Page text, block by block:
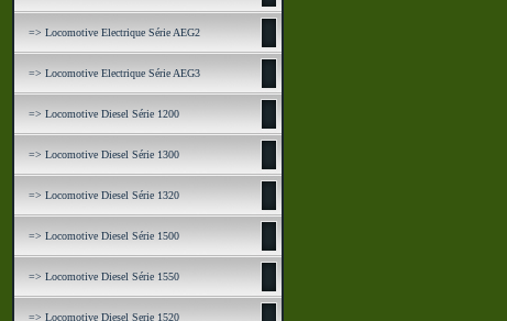
=> Locomotive Electrique Série AEG2
=> Locomotive Electrique Série AEG3
=> Locomotive Diesel Série 1200
=> Locomotive Diesel Série 1300
=> Locomotive Diesel Série 1320
=> Locomotive Diesel Série 1500
=> Locomotive Diesel Série 1550
=> Locomotive Diesel Serie 1520